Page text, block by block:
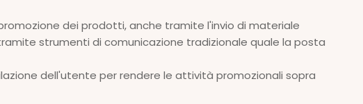
dei prodotti, anche tramite l'invio di materiale
strumenti di comunicazione tradizionale quale la posta
dell'utente per rendere le attività promozionali sopra